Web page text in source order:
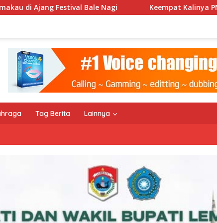
Keempat Kalinya PN Lembata Kabulkan Eksepsi,
Tag Berita Lainnya